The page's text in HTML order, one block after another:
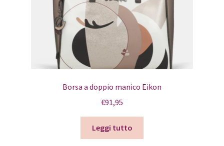
Borsa a doppio manico Eikon
€91,95
Leggi tutto